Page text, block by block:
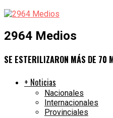
2964 Medios
SE ESTERILIZARON MÁS DE 70
+ Noticias
Nacionales
Internacionales
Provinciales